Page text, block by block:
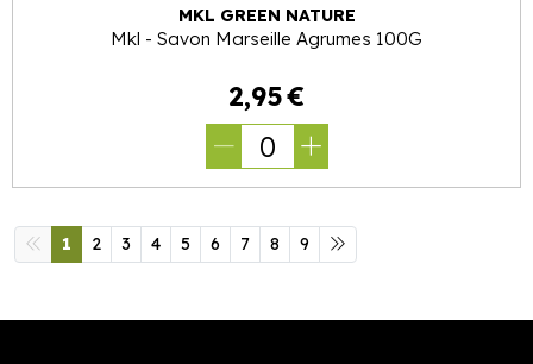
MKL GREEN NATURE
Mkl - Savon Marseille Agrumes 100G
2,95€
0
1 2 3 4 5 6 7 8 9